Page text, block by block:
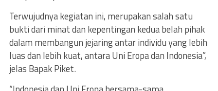
Terwujudnya kegiatan ini, merupakan salah satu
bukti dari minat dan kepentingan kedua belah pihak
dalam membangun jejaring antar individu yang lebih
luas dan lebih kuat, antara Uni Eropa dan Indonesia”,
jelas Bapak Piket.